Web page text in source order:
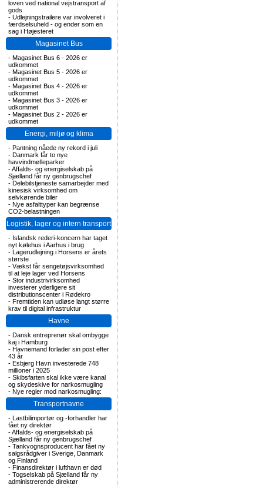
loven ved national vejstransport af
gods
- Udlejningstrailere var involveret i
færdselsuheld - og ender som en
sag i Højesteret
Magasinet Bus
- Magasinet Bus 6 - 2026 er
udkommet
- Magasinet Bus 5 - 2026 er
udkommet
- Magasinet Bus 4 - 2026 er
udkommet
- Magasinet Bus 3 - 2026 er
udkommet
- Magasinet Bus 2 - 2026 er
udkommet
Energi, miljø og klima
- Pantning nåede ny rekord i juli
- Danmark får to nye
havvindmølleparker
-Affalds- og energiselskab på
Sjælland får ny genbrugschef
- Delebilstjeneste samarbejder med
kinesisk virksomhed om
selvkørende biler
- Nye asfalttyper kan begrænse
CO2-belastningen
Logistik, lager og intern transport
- Islandsk rederi-koncern har taget
nyt kølehus i Aarhus i brug
- Lagerudlejning i Horsens er årets
største
- Vækst får sengetøjsvirksomhed
til at leje lager ved Horsens
- Stor industrivirksomhed
investerer yderligere sit
distributionscenter i Rødekro
- Fremtiden kan udløse langt større
krav til digital infrastruktur
Havne
- Dansk entreprenør skal ombygge
kaj i Hamburg
- Havnemand forlader sin post efter
43 år
- Esbjerg Havn investerede 748
millioner i 2025
- Skibsfarten skal ikke være kanal
og skydeskive for narkosmugling
- Nye regler mod narkosmugling:
Transportnavne
- Lastbilimportør og -forhandler har
fået ny direktør
-Affalds- og energiselskab på
Sjælland får ny genbrugschef
- Tankvognsproducent har fået ny
salgsrådgiver i Sverige, Danmark
og Finland
- Finansdirektør i lufthavn er død
- Togselskab på Sjælland får ny
administrerende direktør